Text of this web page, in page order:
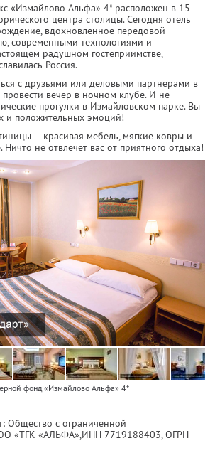
«Измайлово Альфа» 4* расположен в 15
центра столицы. Сегодня отель
вдохновленное передовой
современными технологиями и
радушном гостеприимстве,
Россия.
с друзьями или деловыми партнерами в
провести вечер в ночном клубе. И не
прогулки в Измайловском парке. Вы
и положительных эмоций!
— красивая мебель, мягкие ковры и
не отвлечет вас от приятного отдыха!
фонд «Измайлово Альфа» 4*
Общество с ограниченной
«ТГК «АЛЬФА»,ИНН 7719188403, ОГРН